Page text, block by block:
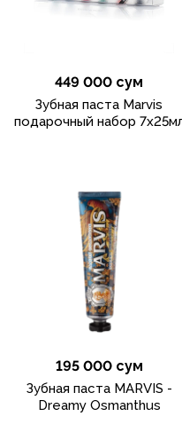
449 000 сум
Зубная паста Marvis
подарочный набор
195 000 сум
Зубная паста MARVIS -
Dreamy Osmanthus